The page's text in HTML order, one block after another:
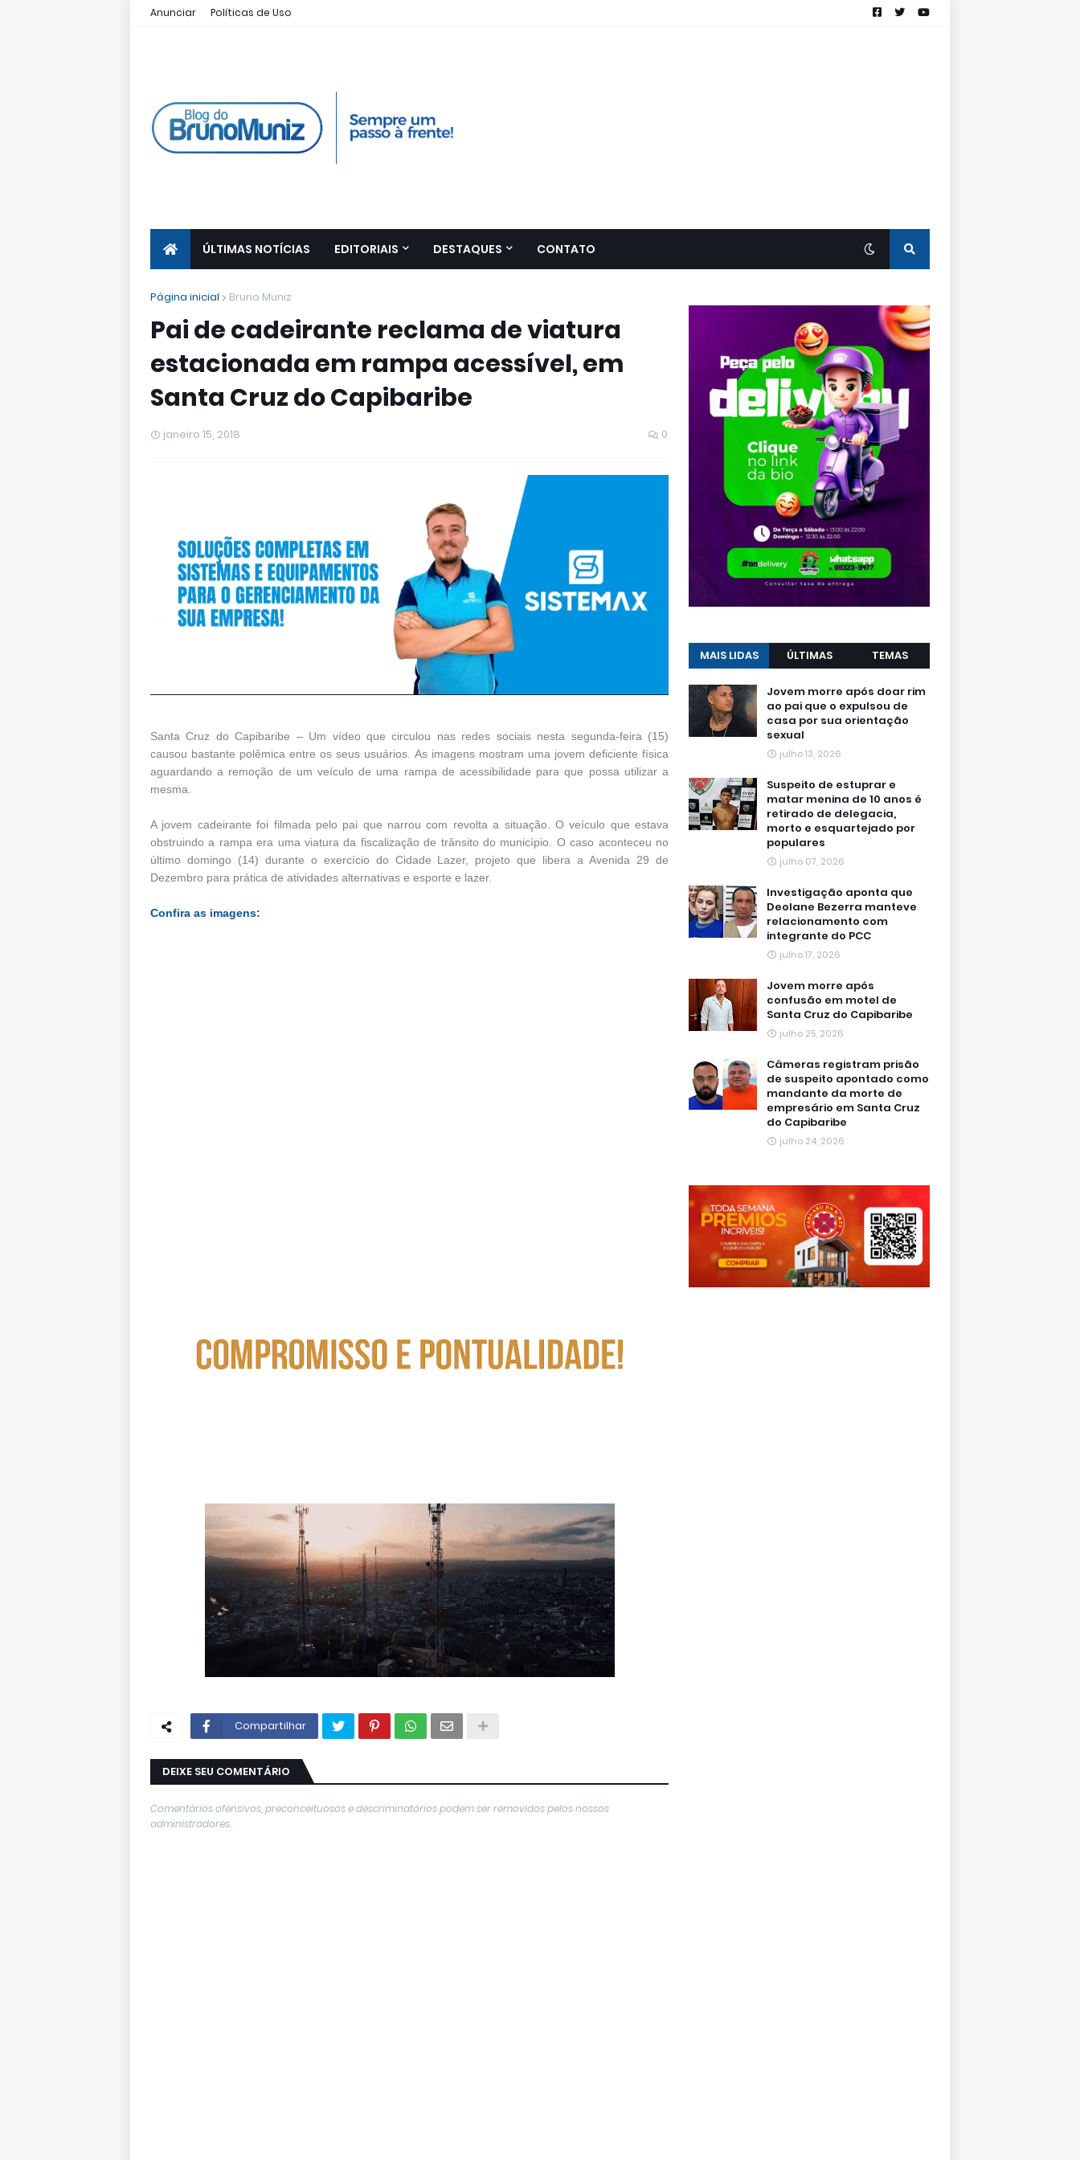
Anunciar Políticas de Uso
ÚLTIMAS NOTÍCIAS EDITORIAIS DESTAQUES CONTATO
Página inicial Bruno Muniz
Pai de cadeirante reclama de viatura
estacionada em rampa acessível, em
Santa Cruz do Capibaribe
janeiro 15, 2018 0
Santa Cruz do Capibaribe – Um vídeo que circulou nas redes sociais nesta segunda-feira (15)
causou bastante polêmica entre os seus usuários. As imagens mostram uma jovem deficiente física
aguardando a remoção de um veículo de uma rampa de acessibilidade para que possa utilizar a
mesma.
A jovem cadeirante foi filmada pelo pai que narrou com revolta a situação. O veículo que estava
obstruindo a rampa era uma viatura da fiscalização de trânsito do município. O caso aconteceu no
último domingo (14) durante o exercício do Cidade Lazer, projeto que libera a Avenida 29 de
Dezembro para prática de atividades alternativas e esporte e lazer.
Confira as imagens:
Compartilhar
DEIXE SEU COMENTÁRIO
Comentários ofensivos, preconceituosos e descriminatórios podem ser removidos pelos nossos
administradores.
MAIS LIDAS ÚLTIMAS TEMAS
Jovem morre após doar rim
ao pai que o expulsou de
casa por sua orientação
sexual
julho 13, 2026
Suspeito de estuprar e
matar menina de 10 anos é
retirado de delegacia,
morto e esquartejado por
populares
julho 07, 2026
Investigação aponta que
Deolane Bezerra manteve
relacionamento com
integrante do PCC
julho 17, 2026
Jovem morre após
confusão em motel de
Santa Cruz do Capibaribe
julho 25, 2026
Câmeras registram prisão
de suspeito apontado como
mandante da morte de
empresário em Santa Cruz
do Capibaribe
julho 24, 2026